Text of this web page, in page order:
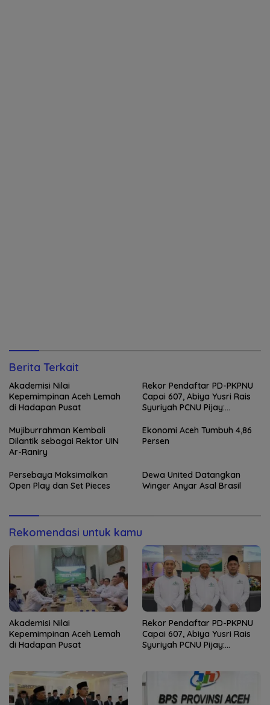
Berita Terkait
Akademisi Nilai
Kepemimpinan Aceh Lemah
di Hadapan Pusat
Rekor Pendaftar PD-PKPNU
Capai 607, Abiya Yusri Rais
Syuriyah PCNU Pijay:
Jantung Jam’iyah
Mujiburrahman Kembali
Dilantik sebagai Rektor UIN
Ar-Raniry
Ekonomi Aceh Tumbuh 4,86
Persen
Persebaya Maksimalkan
Open Play dan Set Pieces
Dewa United Datangkan
Winger Anyar Asal Brasil
Rekomendasi untuk kamu
Akademisi Nilai
Kepemimpinan Aceh Lemah
di Hadapan Pusat
Rekor Pendaftar PD-PKPNU
Capai 607, Abiya Yusri Rais
Syuriyah PCNU Pijay: